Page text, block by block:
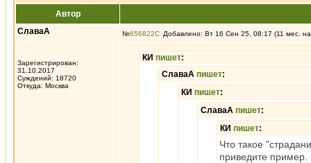
Автор
СлаваА
Зарегистрирован:
31.10.2017
Суждений: 18720
Откуда: Москва
№656822 Добавлено: Вт 16 Сен 25, 08:17 (11 мес.
КИ пишет:
СлаваА пишет:
КИ пишет:
СлаваА пишет:
КИ пишет:
Что такое
приведите пример.